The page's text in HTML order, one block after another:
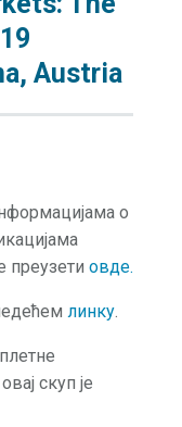
Austria
о
преузети овде.
линку.
скуп је